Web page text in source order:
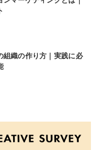
組織の作り方｜実践に必